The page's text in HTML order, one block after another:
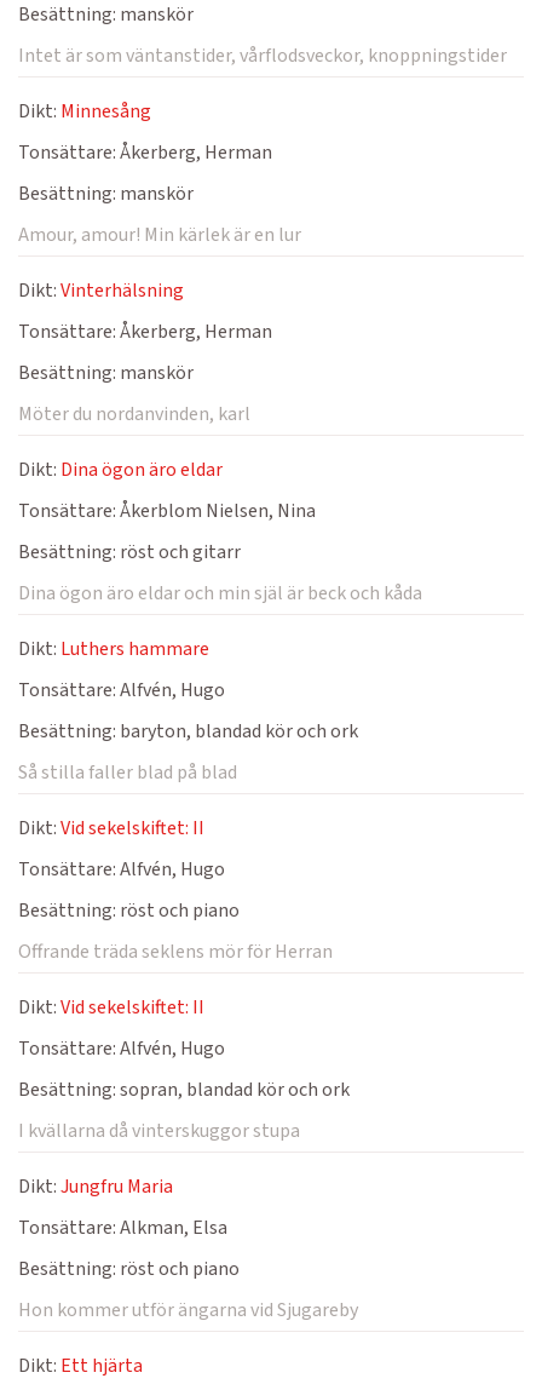
Besättning: manskör
Intet är som väntanstider, vårflodsveckor, knoppningstider
Dikt: Minnesång
Tonsättare:Åkerberg, Herman
Besättning: manskör
Amour, amour! Min kärlek är en lur
Dikt:Vinterhälsning
Tonsättare:Åkerberg, Herman
Besättning: manskör
Möter du nordanvinden, karl
Dikt: Dina ögon äro eldar
Tonsättare:Åkerblom Nielsen, Nina
Besättning: röst och gitarr
Dina ögon äro eldar och min själ är beck och kåda
Dikt: Luthers hammare
Tonsättare:Alfvén, Hugo
Besättning: baryton, blandad kör och ork
Så stilla faller blad på blad
Dikt:Vid sekelskiftet: II
Tonsättare:Alfvén, Hugo
Besättning: röst och piano
Offrande träda seklens mör för Herran
Dikt:Vid sekelskiftet: II
Tonsättare:Alfvén, Hugo
Besättning:sopran, blandad kör och ork
I kvällarna då vinterskuggor stupa
Dikt:Jungfru Maria
Tonsättare:Alkman, Elsa
Besättning: röst och piano
Hon kommer utför ängarna vid Sjugareby
Dikt: Ett hjärta